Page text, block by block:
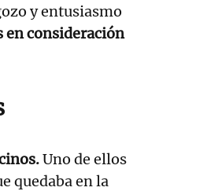
y entusiasmo
en consideración
Uno de ellos
quedaba en la